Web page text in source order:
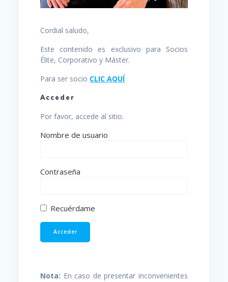
Cordial saludo,
Este contenido es exclusivo para Socios
Élite, Corporativo y Máster.
Para ser socio CLIC AQUÍ
Acceder
Por favor, accede al sitio.
Nombre de usuario
Contraseña
Recuérdame
Nota: En caso de presentar inconvenientes